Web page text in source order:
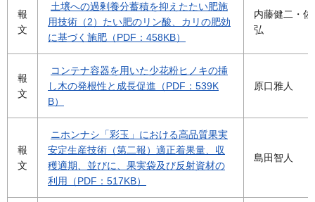
報
文
土壌への過剰養分蓄積を抑えたたい肥施
用技術（2）たい肥のリン酸、カリの肥効
に基づく施肥（PDF：458KB）
内藤健二・
弘
報
文
コンテナ容器を用いた少花粉ヒノキの挿
し木の発根性と成長促進（PDF：539K
B）
原口雅人
報
文
ニホンナシ「彩玉」における高品質果実
安定生産技術（第二報）適正着果量、収
穫適期、並びに、果実袋及び反射資材の
利用（PDF：517KB）
島田智人